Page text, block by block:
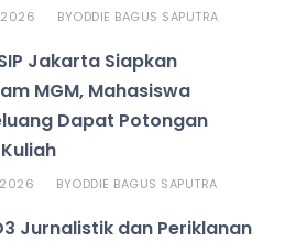
BYODDIE BAGUS SAPUTRA
Jakarta Siapkan
MGM, Mahasiswa
Dapat Potongan
BYODDIE BAGUS SAPUTRA
Jurnalistik dan Periklanan